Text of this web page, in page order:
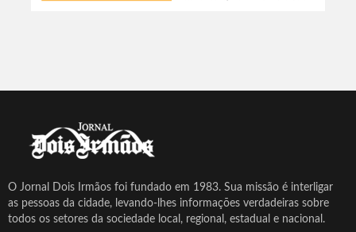
O Jornal Dois Irmãos foi fundado em 1983. Sua missão é interligar
as pessoas da cidade, levando-lhes informações verdadeiras sobre
todos os setores da sociedade local, regional, estadual e nacional.